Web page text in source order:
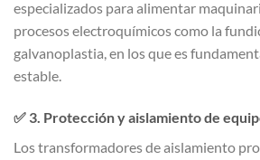
especializados para alimentar
procesos electroquímicos como la
galvanoplastia, en los que es
estable.
✅ 3. Protección y aislamiento de
Los transformadores de aislamiento